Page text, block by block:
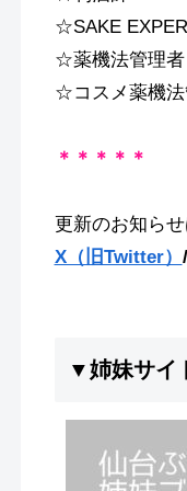
☆SAKE
☆薬機法管理者
☆コスメ薬機法
＊＊＊＊＊
更新のお知ら
X（旧Twitter） /
▼姉妹サイ